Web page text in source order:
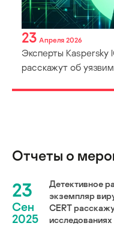
23 Апреля 2026
Эксперты Kaspersky
расскажут об
Отчеты о
23
Сен
2025
Детективное
экземпляр
CERT
исследованиях